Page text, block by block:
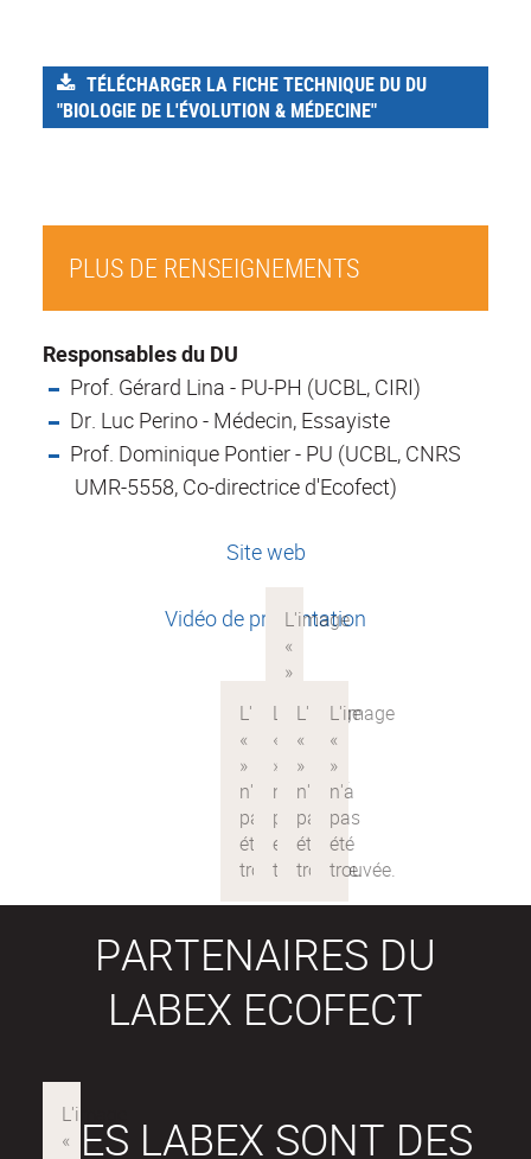
TÉLÉCHARGER LA FICHE TECHNIQUE DU DU
"BIOLOGIE DE L'ÉVOLUTION & MÉDECINE"
PLUS DE RENSEIGNEMENTS
Responsables du DU
Prof. Gérard Lina - PU-PH (UCBL, CIRI)
Dr. Luc Perino - Médecin, Essayiste
Prof. Dominique Pontier - PU (UCBL, CNRS
UMR-5558, Co-directrice d'Ecofect)
Site web
Vidéo de présentation
PARTENAIRES DU
LABEX ECOFECT
LES LABEX SONT DES